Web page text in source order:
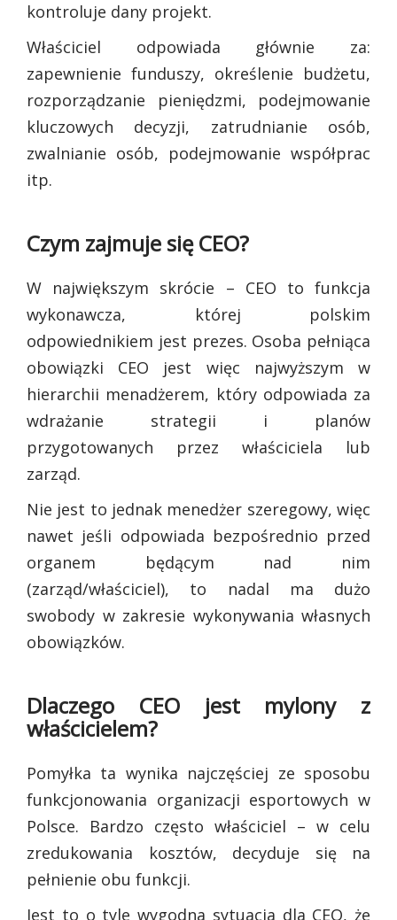
kontroluje dany projekt.
Właściciel odpowiada głównie za:
zapewnienie funduszy, określenie budżetu,
rozporządzanie pieniędzmi, podejmowanie
kluczowych decyzji, zatrudnianie osób,
zwalnianie osób, podejmowanie współprac
itp.
Czym zajmuje się CEO?
W największym skrócie – CEO to funkcja
wykonawcza, której polskim
odpowiednikiem jest prezes. Osoba pełniąca
obowiązki CEO jest więc najwyższym w
hierarchii menadżerem, który odpowiada za
wdrażanie strategii i planów
przygotowanych przez właściciela lub
zarząd.
Nie jest to jednak menedżer szeregowy, więc
nawet jeśli odpowiada bezpośrednio przed
organem będącym nad nim
(zarząd/właściciel), to nadal ma dużo
swobody w zakresie wykonywania własnych
obowiązków.
Dlaczego CEO jest mylony z
właścicielem?
Pomyłka ta wynika najczęściej ze sposobu
funkcjonowania organizacji esportowych w
Polsce. Bardzo często właściciel – w celu
zredukowania kosztów, decyduje się na
pełnienie obu funkcji.
Jest to o tyle wygodna sytuacja dla CEO, że